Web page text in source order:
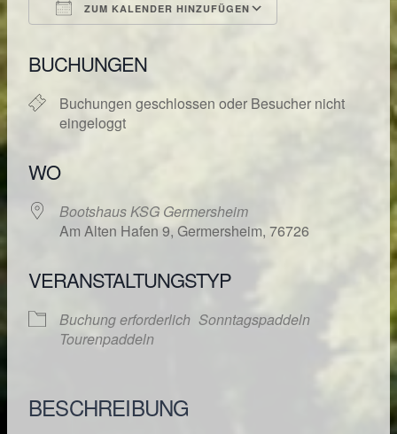
ZUM KALENDER HINZUFÜGEN
Google
BUCHUNGEN
Buchungen geschlossen oder Besucher nicht
eingeloggt
WO
Bootshaus KSG Germersheim
Am Alten Hafen 9, Germersheim, 76726
VERANSTALTUNGSTYP
Buchung erforderlich Sonntagspaddeln
Tourenpaddeln
BESCHREIBUNG